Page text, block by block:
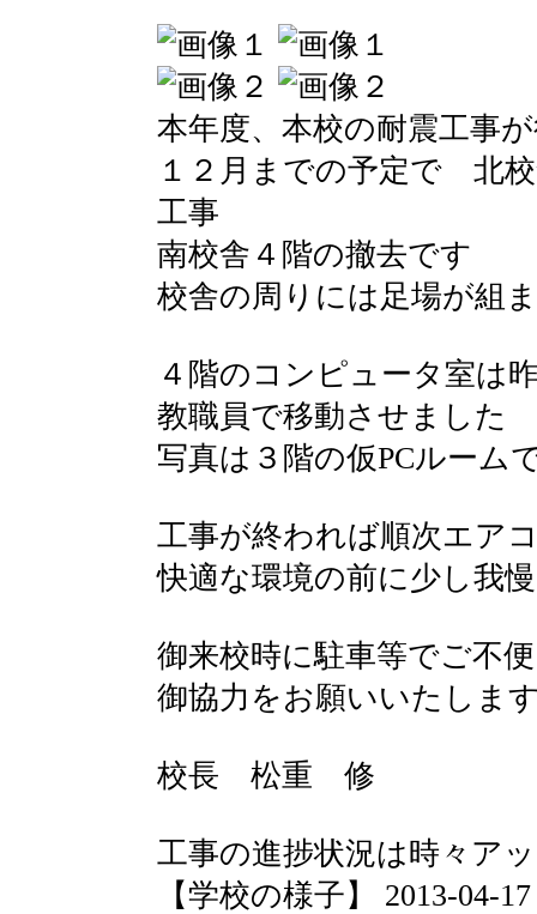
本年度、本校の耐震工事
１２月までの予定で 北
工事
南校舎４階の撤去です
校舎の周りには足場が組
４階のコンピュータ室は
教職員で移動させました
写真は３階の仮PCルーム
工事が終われば順次エア
快適な環境の前に少し我
御来校時に駐車等でご不
御協力をお願いいたしま
校長 松重 修
工事の進捗状況は時々ア
【学校の様子】 2013-04-